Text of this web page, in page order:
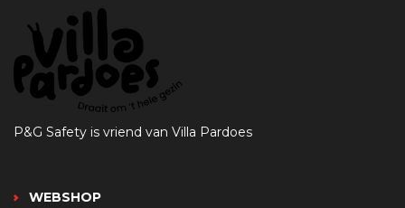
P&G Safety is vriend van Villa Pardoes
WEBSHOP